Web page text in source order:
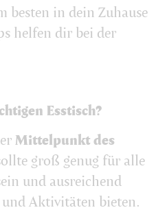
besten in dein Zuhause
helfen dir bei der
Esstisch?
Mittelpunkt des
groß genug für alle
und ausreichend
Aktivitäten bieten.